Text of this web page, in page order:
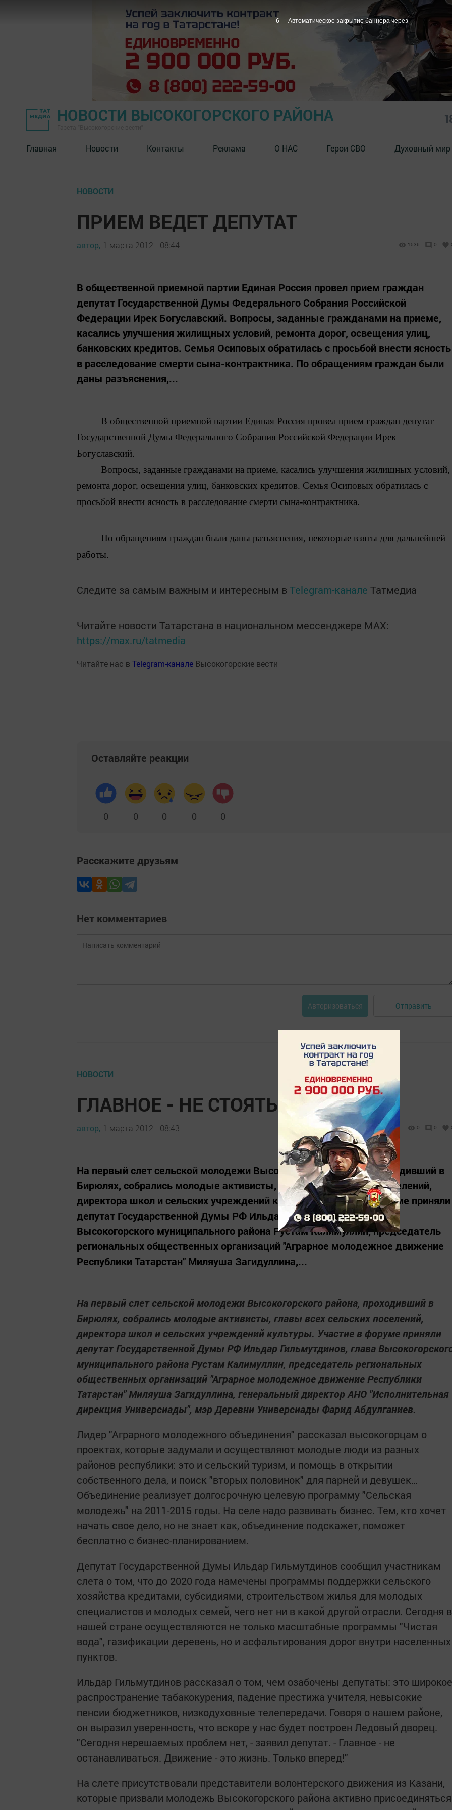
НОВОСТИ ВЫСОКОГОРСКОГО РАЙОНА
Главная Новости Контакты Реклама О НАС Герои СВО Духовный мир
НОВОСТИ
ПРИЕМ ВЕДЕТ ДЕПУТАТ
автор, 1 марта 2012 - 08:44 1536 0
В общественной приемной партии Единая Россия провел прием граждан
депутат Государственной Думы Федерального Собрания Российской
Федерации Ирек Богуславский. Вопросы, заданные гражданами на приеме,
касались улучшения жилищных условий, ремонта дорог, освещения улиц,
банковских кредитов. Семья Осиповых обратилась с просьбой внести ясность
в расследование смерти сына-контрактника. По обращениям граждан были
даны разъяснения,...
В общественной приемной партии Единая Россия провел прием граждан депутат
Государственной Думы Федерального Собрания Российской Федерации Ирек
Богуславский.
Вопросы, заданные гражданами на приеме, касались улучшения жилищных условий,
ремонта дорог, освещения улиц, банковских кредитов. Семья Осиповых обратилась с
просьбой внести ясность в расследование смерти сына-контрактника.
По обращениям граждан были даны разъяснения, некоторые взяты для дальнейшей
работы.
Следите за самым важным и интересным в Telegram-канале Татмедиа
Читайте новости Татарстана в национальном мессенджере MАХ:
https://max.ru/tatmedia
Читайте нас в Telegram-канале Высокогорские вести
Оставляйте реакции
0 0 0 0 0
Расскажите друзьям
Нет комментариев
Авторизоваться Отправить
НОВОСТИ
ГЛАВНОЕ - НЕ СТОЯТЬ НА МЕСТЕ
автор, 1 марта 2012 - 08:43 0 0
На первый слет сельской молодежи Высокогорского района, проходивший в
Бирюлях, собрались молодые активисты, главы всех сельских поселений,
директора школ и сельских учреждений культуры. Участие в форуме приняли
депутат Государственной Думы РФ Ильдар Гильмутдинов, глава
Высокогорского муниципального района Рустам Калимуллин, председатель
региональных общественных организаций "Аграрное молодежное движение
Республики Татарстан" Миляуша Загидуллина,...
На первый слет сельской молодежи Высокогорского района, проходивший в
Бирюлях, собрались молодые активисты, главы всех сельских поселений,
директора школ и сельских учреждений культуры. Участие в форуме приняли
депутат Государственной Думы РФ Ильдар Гильмутдинов, глава
муниципального района Рустам Калимуллин, председатель региональных
общественных организаций "Аграрное молодежное движение Республики
Татарстан" Миляуша Загидуллина, генеральный директор АНО "Исполнительная
дирекция Универсиады", мэр Деревни Универсиады Фарид Абдулганиев.
Лидер "Аграрного молодежного объединения" рассказал высокогорцам о
проектах, которые задумали и осуществляют молодые люди из разных
районов республики: это и сельский туризм, и помощь в открытии
собственного дела, и поиск "вторых половинок" для парней и девушек…
Объединение реализует долгосрочную целевую программу "Сельская
молодежь" на 2011-2015 годы. На селе надо развивать бизнес. Тем, кто хочет
начать свое дело, но не знает как, объединение подскажет, поможет
бесплатно с бизнес-планированием.
Депутат Государственной Думы Ильдар Гильмутдинов сообщил участникам
слета о том, что до 2020 года намечены программы поддержки сельского
хозяйства кредитами, субсидиями, строительством жилья для молодых
специалистов и молодых семей, чего нет ни в какой другой отрасли. Сегодня в
нашей стране осуществляются не только масштабные программы "Чистая
вода", газификации деревень, но и асфальтирования дорог внутри населенных
пунктов.
Ильдар Гильмутдинов рассказал о том, чем озабочены депутаты: это широкое
распространение табакокурения, падение престижа учителя, невысокие
пенсии бюджетников, низкодуховные телепередачи. Говоря о нашем районе,
он выразил уверенность, что вскоре у нас будет построен Ледовый дворец.
"Сегодня нерешаемых проблем нет, - заявил депутат. - Главное - не
останавливаться. Движение - это жизнь. Только вперед!"
На слете присутствовали представители волонтерского движения из Казани,
которые призвали молодежь Высокогорского района активно присоединяться
5 Автоматическое закрытие баннера через